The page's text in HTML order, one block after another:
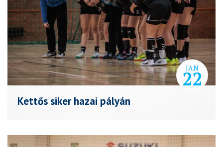
JAN
22
Kettős siker hazai pályán